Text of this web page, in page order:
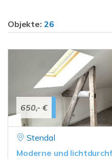
Objekte: 26
650,- €
Stendal
Moderne und